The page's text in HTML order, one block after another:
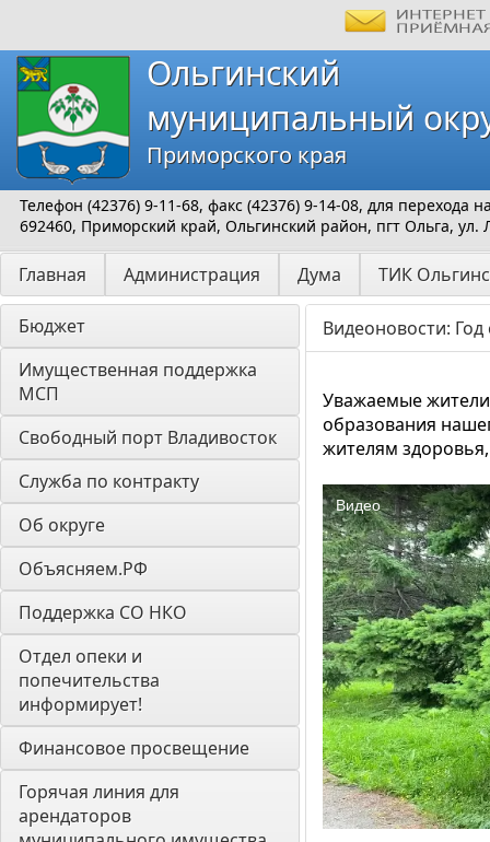
Ольгинский
муниципальный
Приморского края
Телефон (42376) 9-11-68, факс (42376) 9-14-08, для перехода
692460, Приморский край, Ольгинский район, пгт Ольга, ул.
Главная Администрация Дума ТИК
Бюджет
Имущественная поддержка
МСП
Свободный порт Владивосток
Служба по контракту
Об округе
Объясняем.РФ
Поддержка СО НКО
Отдел опеки и
попечительства
информирует!
Финансовое просвещение
Горячая линия для
арендаторов
Видеоновости:
Уважаемые жители
образования
жителям